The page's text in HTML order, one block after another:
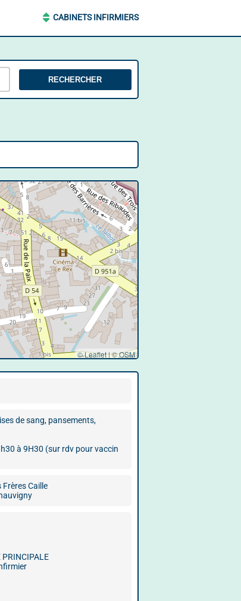
CABINETS INFIRMIERS
RECHERCHER
© Leaflet|©OSM
de sang, pansements,
à 9H30 (sur rdv pour vaccin
Frères Caille
PRINCIPALE